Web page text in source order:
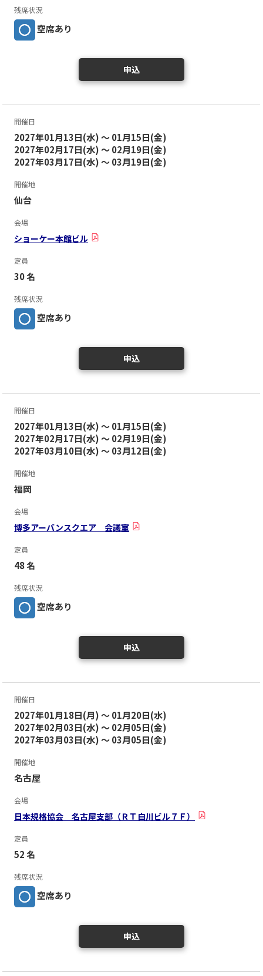
残席状況
空席あり
申込
開催日
2027年01月13日(水) ～ 01月15日(金)
2027年02月17日(水) ～ 02月19日(金)
2027年03月17日(水) ～ 03月19日(金)
開催地
仙台
会場
ショーケー本館ビル
定員
30 名
残席状況
空席あり
申込
開催日
2027年01月13日(水) ～ 01月15日(金)
2027年02月17日(水) ～ 02月19日(金)
2027年03月10日(水) ～ 03月12日(金)
開催地
福岡
会場
博多アーバンスクエア 会議室
定員
48 名
残席状況
空席あり
申込
開催日
2027年01月18日(月) ～ 01月20日(水)
2027年02月03日(水) ～ 02月05日(金)
2027年03月03日(水) ～ 03月05日(金)
開催地
名古屋
会場
日本規格協会 名古屋支部（ＲＴ白川ビル７Ｆ）
定員
52 名
残席状況
空席あり
申込